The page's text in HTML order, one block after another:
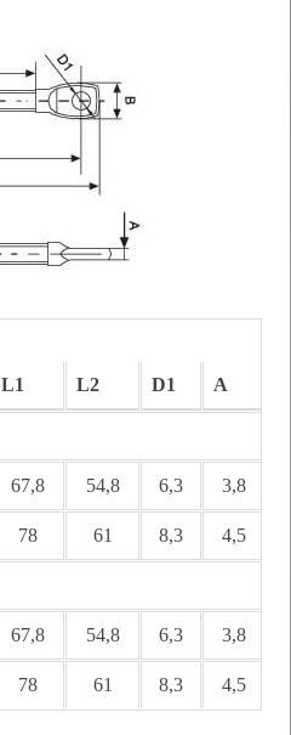
L1 L2 D1 A
67,8 54,8 6,3 3,8
78 61 8,3 4,5
67,8 54,8 6,3 3,8
78 61 8,3 4,5